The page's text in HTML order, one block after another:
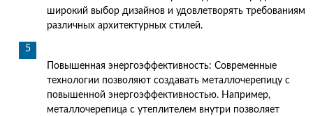
широкий выбор дизайнов и удовлетворять требованиям
различных архитектурных стилей.
Повышенная энергоэффективность: Современные
технологии позволяют создавать металлочерепицу с
повышенной энергоэффективностью. Например,
металлочерепица с утеплителем внутри позволяет